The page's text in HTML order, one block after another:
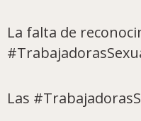
La falta de
Las